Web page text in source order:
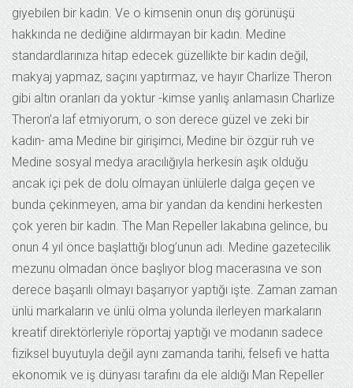
giyebilen bir kadın. Ve o kimsenin onun dış görünüşü
hakkında ne dediğine aldırmayan bir kadın. Medine
standardlarınıza hitap edecek güzellikte bir kadın değil,
makyaj yapmaz, saçını yaptırmaz, ve hayır Charlize Theron
gibi altın oranları da yoktur -kimse yanlış anlamasın Charlize
Theron’a laf etmiyorum, o son derece güzel ve zeki bir
kadın- ama Medine bir girişimci, Medine bir özgür ruh ve
Medine sosyal medya aracılığıyla herkesin aşık olduğu
ancak içi pek de dolu olmayan ünlülerle dalga geçen ve
bunda çekinmeyen, ama bir yandan da kendini herkesten
çok yeren bir kadın. The Man Repeller lakabına gelince, bu
onun 4 yıl önce başlattığı blog’unun adı. Medine gazetecilik
mezunu olmadan önce başlıyor blog macerasına ve son
derece başarılı olmayı başarıyor yaptığı işte. Zaman zaman
ünlü markaların ve ünlü olma yolunda ilerleyen markaların
kreatif direktörleriyle röportaj yaptığı ve modanın sadece
fiziksel buyutuyla değil aynı zamanda tarihi, felsefi ve hatta
ekonomik ve iş dünyası tarafını da ele aldığı Man Repeller